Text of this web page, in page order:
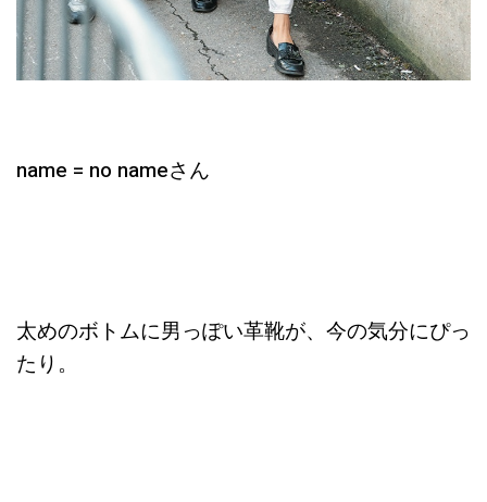
name = no nameさん
太めのボトムに男っぽい革靴が、今の気分にぴっ
たり。